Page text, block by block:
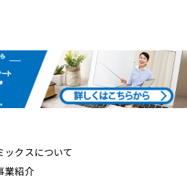
ックスについて
業紹介